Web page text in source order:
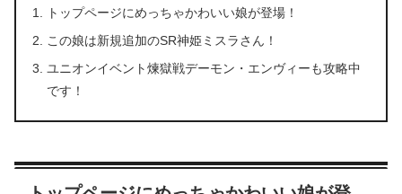
トップページにめっちゃかわいい娘が登場！
この娘は新規追加のSR神姫ミスラさん！
ユニオンイベント煉獄戦デーモン・エンヴィーも攻略中
です！